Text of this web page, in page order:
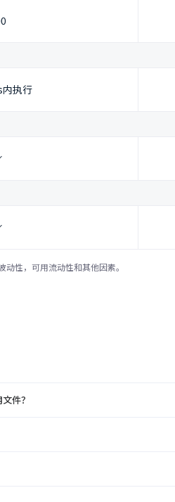
执行
性，可用流动性和其他因素。
件？